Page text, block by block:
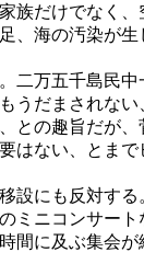
族だけでなく
海の汚染が生
万五千島民中
だまされない
との趣旨だが
はない、とま
設にも反対す
ミニコンサー
間に及ぶ集会が